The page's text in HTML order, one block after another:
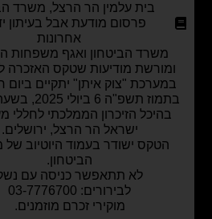
בית עלמין הר הרצל,משרד הביטחון,
פרסום מודעת אבל בעיתון ידיעות
אחרונות
משרד הביטחון ואגף משפחות הנצחה
מודיעות שטקס האזכרה לנופלים
"צוק איתן" יתקיים ביום ראשון, י'
בתמוז תשפ"ה 6 ביולי 2025, בשעה 17:00
הזיכרון הממלכתי לחללי מערכות
ישראל הר הרצל, ירושלים.
הטקס ישודר בעמוד היוטיוב של משרד
הביטחון.
לא תתאפשר כניסה עם נשק
לבירורים: 03-7776700
מוקירי זכרם מוזמנים.